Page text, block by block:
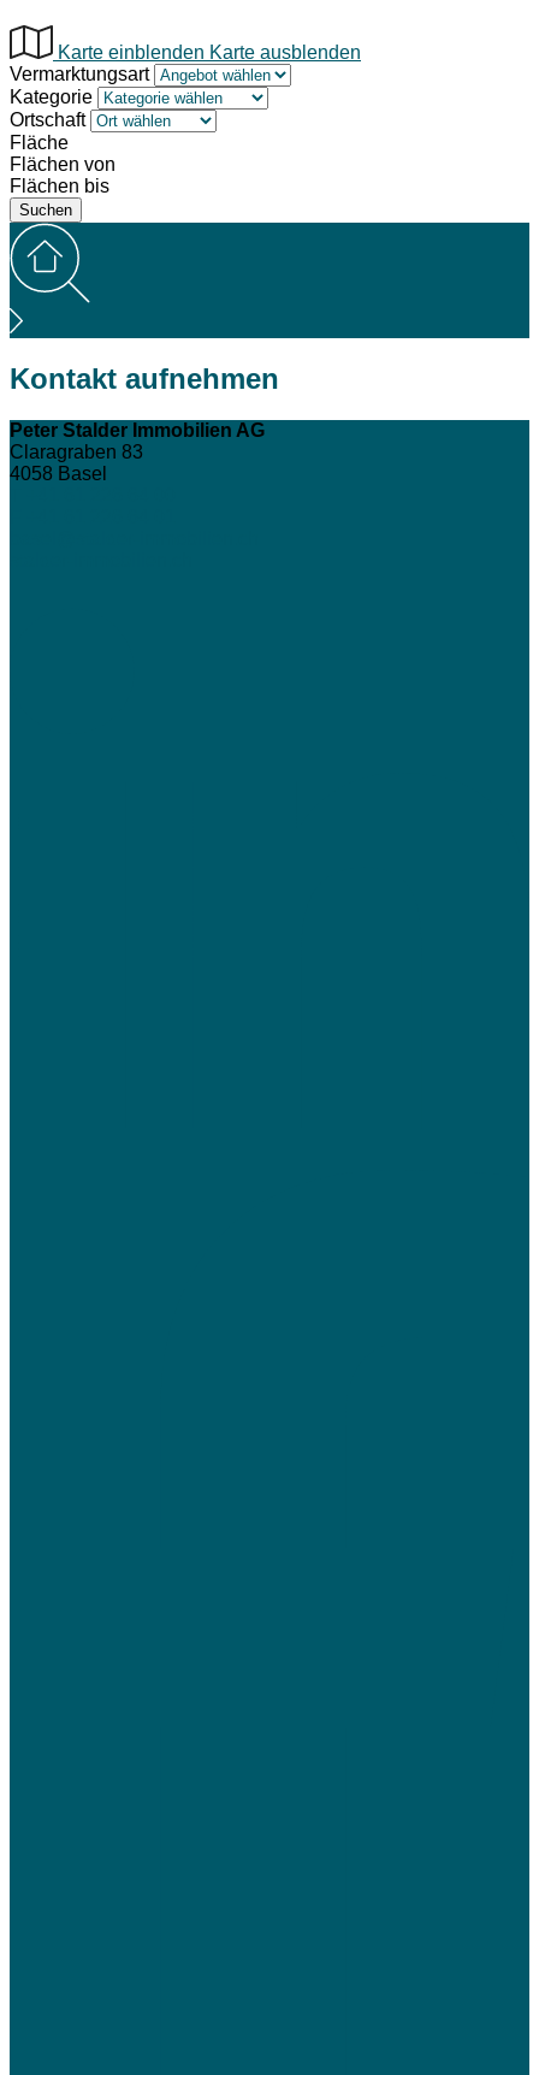
Karte einblenden Karte ausblenden
Vermarktungsart
Kategorie
Ortschaft
Fläche
Flächen von
Flächen bis
Kontakt aufnehmen
Peter Stalder Immobilien AG
Claragraben 83
4058 Basel